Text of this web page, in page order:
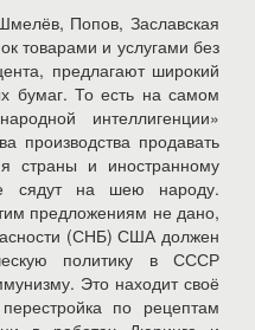
Попов, Заславская
товарами и услугами без
предлагают широкий
бумаг. То есть на самом
интеллигенции»
производства продавать
страны и иностранному
сядут на шею народу.
предложениям не дано,
(СНБ) США должен
политику в СССР
Это находит своё
по рецептам